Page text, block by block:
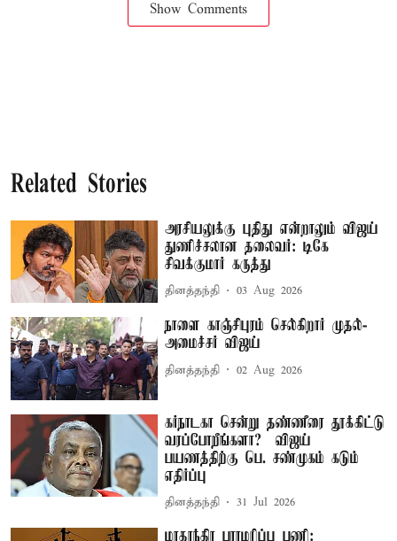
Show Comments
Related Stories
அரசியலுக்கு புதிது என்றாலும் விஜய்
துணிச்சலான தலைவர்: டிகே
சிவக்குமார் கருத்து
தினத்தந்தி 03 Aug 2026
நாளை காஞ்சிபுரம் செல்கிறார் முதல்-
அமைச்சர் விஜய்
தினத்தந்தி 02 Aug 2026
கர்நாடகா சென்று தண்ணீரை தூக்கிட்டு
வரப்போறீங்களா? – விஜய்
பயணத்திற்கு பெ. சண்முகம் கடும்
எதிர்ப்பு
தினத்தந்தி 31 Jul 2026
மாதாந்திர பராமரிப்பு பணி: